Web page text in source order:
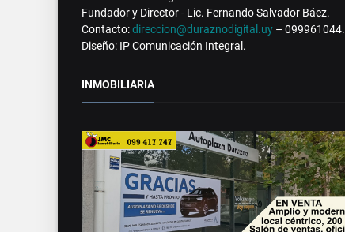
Fundador y Director - Lic. Fernando Salvador Báez.
Contacto:direccion@duraznodigital.uy – 099961044.
Diseño: IP Comunicación Integral.
INMOBILIARIA